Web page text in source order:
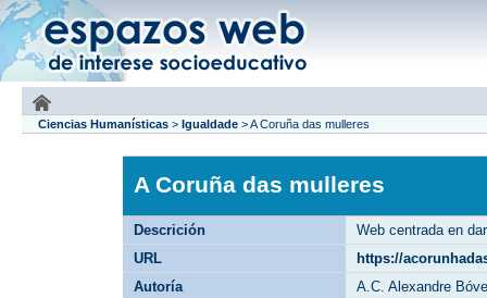
Ciencias Humanísticas > Igualdade >A Coruña das mulleres
A Coruña das mulleres
Descrición
Web centrada en
URL
https://
Autoría
A.C. Alexandre